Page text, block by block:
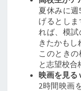
夏休みに
げるとし
れば、模
きたかもし
このとき
と志望校合
映画を見る
2時間映画